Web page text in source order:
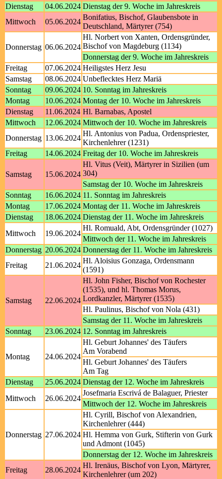
Dienstag
04.06.2024 Dienstag der 9. Woche im Jahreskreis
Mittwoch
05.06.2024
Bonifatius, Bischof, Glaubensbote in
Deutschland, Märtyrer (754)
Donnerstag 06.06.2024
Hl. Norbert von Xanten, Ordensgründer,
Bischof von Magdeburg (1134)
Donnerstag der 9. Woche im Jahreskreis
Freitag
07.06.2024 Heiligstes Herz Jesu
Samstag
08.06.2024 Unbeflecktes Herz Mariä
Sonntag
09.06.2024 10. Sonntag im Jahreskreis
Montag
10.06.2024 Montag der 10. Woche im Jahreskreis
Dienstag
11.06.2024 Hl. Barnabas, Apostel
Mittwoch
12.06.2024 Mittwoch der 10. Woche im Jahreskreis
Donnerstag 13.06.2024
Hl. Antonius von Padua, Ordenspriester,
Kirchenlehrer (1231)
Freitag
14.06.2024 Freitag der 10. Woche im Jahreskreis
Samstag 15.06.2024
Hl. Vitus (Veit), Märtyrer in Sizilien (um
304)
Samstag der 10. Woche im Jahreskreis
Sonntag
16.06.2024 11. Sonntag im Jahreskreis
Montag
17.06.2024 Montag der 11. Woche im Jahreskreis
Dienstag
18.06.2024 Dienstag der 11. Woche im Jahreskreis
Mittwoch
19.06.2024
Hl. Romuald, Abt, Ordensgründer (1027)
Mittwoch der 11. Woche im Jahreskreis
Donnerstag 20.06.2024 Donnerstag der 11. Woche im Jahreskreis
Freitag
21.06.2024
Hl. Aloisius Gonzaga, Ordensmann
(1591)
Samstag 22.06.2024
Hl. John Fisher, Bischof von Rochester
(1535), und hl. Thomas Morus,
Lordkanzler, Märtyrer (1535)
Hl. Paulinus, Bischof von Nola (431)
Samstag der 11. Woche im Jahreskreis
Sonntag
23.06.2024 12. Sonntag im Jahreskreis
Montag 24.06.2024
Hl. Geburt Johannes' des Täufers
Am Vorabend
Hl. Geburt Johannes' des Täufers
Am Tag
Dienstag
25.06.2024 Dienstag der 12. Woche im Jahreskreis
Mittwoch
26.06.2024
Josefmaria Escrivá de Balaguer, Priester
Mittwoch der 12. Woche im Jahreskreis
Donnerstag 27.06.2024
Hl. Cyrill, Bischof von Alexandrien,
Kirchenlehrer (444)
Hl. Hemma von Gurk, Stifterin von Gurk
und Admont (1045)
Donnerstag der 12. Woche im Jahreskreis
Freitag
28.06.2024
Hl. Irenäus, Bischof von Lyon, Märtyrer,
Kirchenlehrer (um 202)